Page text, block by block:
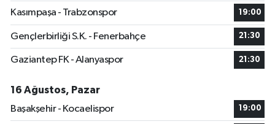
Kasımpaşa - Trabzonspor 19:00
Gençlerbirliği S.K. - Fenerbahçe 21:30
Gaziantep FK - Alanyaspor 21:30
16 Ağustos, Pazar
Başakşehir - Kocaelispor
19:00